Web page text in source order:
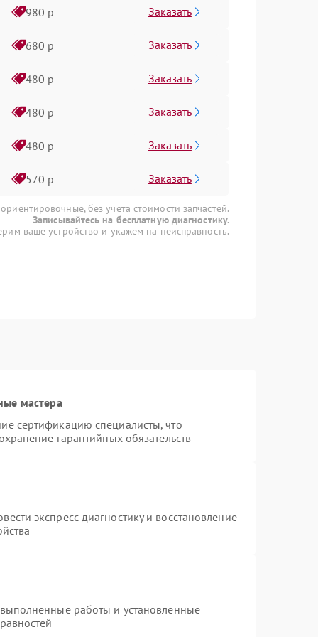
980 р Заказать
680 р Заказать
480 р Заказать
480 р Заказать
480 р Заказать
570 р Заказать
без учета стоимости запчастей.
Записывайтесь на бесплатную диагностику.
ваше устройство и укажем на неисправность.
мастера
сертификацию специалисты, что
гарантийных обязательств
экспресс-диагностику и восстановление
работы и установленные